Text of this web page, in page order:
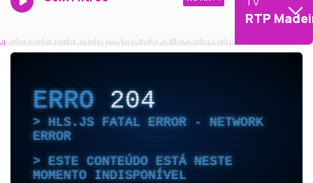
RTP
ERRO204
HLS.JS FATAL ERROR - NETWORK
ERROR
ESTE CONTEÚDO ESTÁ NESTE
MOMENTO INDISPONÍVEL